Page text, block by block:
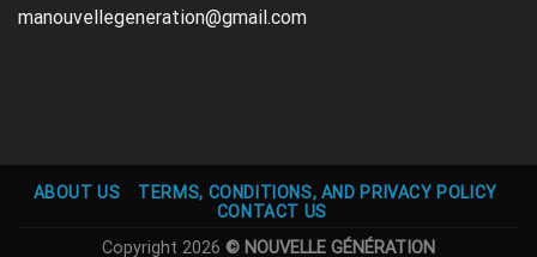
manouvellegeneration@gmail.com
ABOUT US
TERMS, CONDITIONS, AND PRIVACY POLICY
CONTACT US
Copyright 2026 © NOUVELLE GÉNÉRATION